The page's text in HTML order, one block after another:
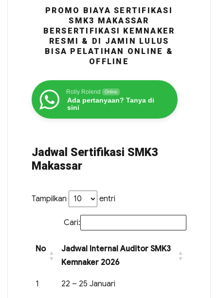
PROMO BIAYA SERTIFIKASI
SMK3 MAKASSAR
BERSERTIFIKASI KEMNAKER
RESMI & DI JAMIN LULUS
BISA PELATIHAN ONLINE &
OFFLINE
Rolly Rolend Online
Ada pertanyaan? Tanya di
sini
Jadwal Sertifikasi SMK3
Makassar
Tampilkan entri
Cari:
No
Jadwal Internal Auditor SMK3
Kemnaker 2026
1 22 – 25 Januari